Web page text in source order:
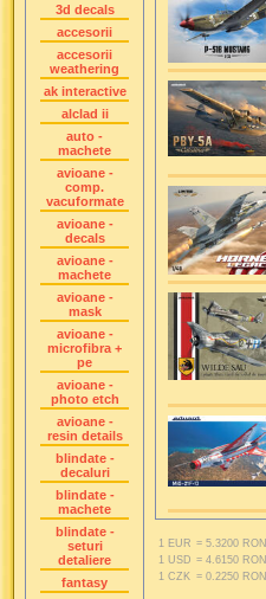
3d decals
accesorii
accesorii
weathering
ak interactive
alclad ii
auto -
machete
avioane -
comp.
vacuformate
avioane -
decals
avioane -
machete
avioane -
mask
avioane -
microfibra +
pe
avioane -
photo etch
avioane -
resin details
blindate -
decaluri
blindate -
machete
blindate -
seturi
detaliere
fantasy
1 EUR = 5.3200 RON
1 USD = 4.6150 RON
1 CZK = 0.2250 RON